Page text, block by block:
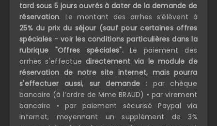
tard sous 5 jours ouvrés à dater de la demande de
réservation. Le montant des arrhes s’élèvent à
25% du prix du séjour (sauf pour certaines offres
spéciales - voir les conditions particulières dans la
rubrique "Offres spéciales".Le paiement des
arrhes s'effectuedirectement via le module de
réservation de notre site internet, mais pourra
s'effectuer aussi, sur demande :par chèque
bancaire (à l’ordre de Mme BRAUD) • par virement
bancaire • par paiement sécurisé Paypal via
internet, moyennant un supplément de 3%